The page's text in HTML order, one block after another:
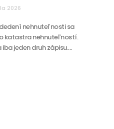
2026
nehnuteľnosti sa
katastra nehnuteľností.
jeden druh zápisu....